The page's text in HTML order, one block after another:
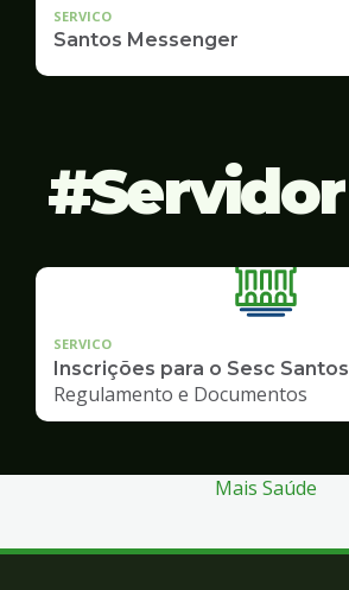
SERVICO
Santos Messenger
Servidor
SERVICO
Inscrições para o Sesc Santos
Regulamento e Documentos
Mais Saúde